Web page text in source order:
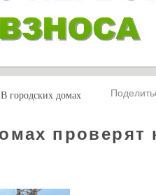
В городских домах
проверят